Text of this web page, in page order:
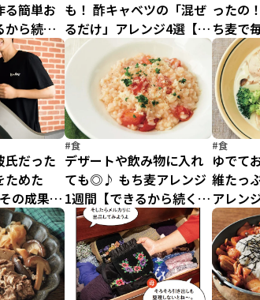
る簡単お
から続
レシピ
も！ 酢キャベツの「混ぜ
るだけ」アレンジ4選【で
きるから続く！ダイエッ
トレシピ(6)】
ったの
ち麦で
リ具合
氏だった
めた
の成果を
す」〜ジ
#食
デザートや飲み物に入れ
ても◎♪ もち麦アレンジ
1週間【できるから続く！
ダイエットレシピ(4)】
#食
ゆでて
維たっ
アレン
から続
シピ(3)